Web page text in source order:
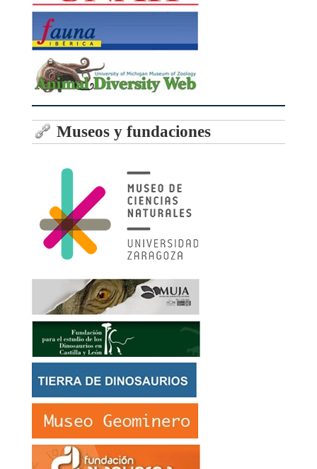
Museos y fundaciones